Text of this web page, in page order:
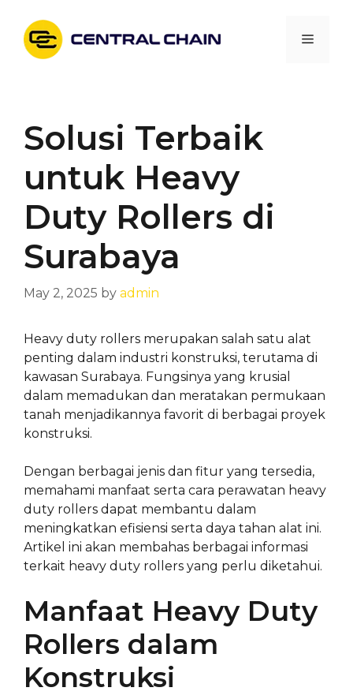
content
Menu
Solusi Terbaik
untuk Heavy
Duty Rollers di
Surabaya
May 2, 2025 by admin
Heavy duty rollers merupakan salah satu alat
penting dalam industri konstruksi, terutama di
kawasan Surabaya. Fungsinya yang krusial
dalam memadukan dan meratakan permukaan
tanah menjadikannya favorit di berbagai proyek
konstruksi.
Dengan berbagai jenis dan fitur yang tersedia,
memahami manfaat serta cara perawatan heavy
duty rollers dapat membantu dalam
meningkatkan efisiensi serta daya tahan alat ini.
Artikel ini akan membahas berbagai informasi
terkait heavy duty rollers yang perlu diketahui.
Manfaat Heavy Duty
Rollers dalam
Konstruksi